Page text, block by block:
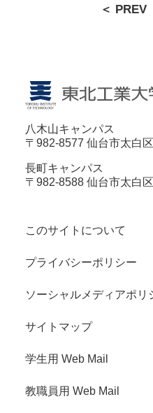
＜ PREV
八木山キャンパス
〒982-8577 仙台市太白
長町キャンパス
〒982-8588 仙台市太白
このサイトについて
プライバシーポリシー
ソーシャルメディアポリ
サイトマップ
学生用 Web Mail
教職員用 Web Mail